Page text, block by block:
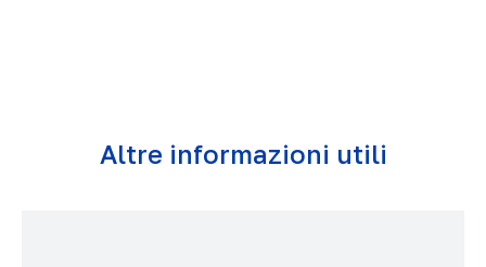
Altre informazioni utili